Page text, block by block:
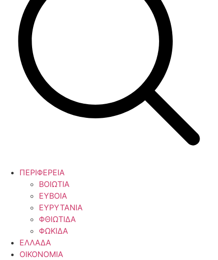
ΠΕΡΙΦΕΡΕΙΑ
ΒΟΙΩΤΙΑ
ΕΥΒΟΙΑ
ΕΥΡΥΤΑΝΙΑ
ΦΘΙΩΤΙΔΑ
ΦΩΚΙΔΑ
ΕΛΛΑΔΑ
ΟΙΚΟΝΟΜΙΑ